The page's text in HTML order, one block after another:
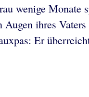
wenige
ihres
Er